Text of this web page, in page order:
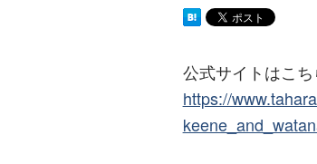
公式サイトはこち
https://